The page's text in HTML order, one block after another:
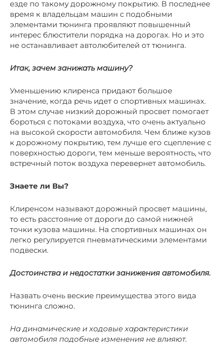
езде по такому дорожному покрытию. В последнее
время к владельцам машин с подобными
элементами тюнинга проявляют повышенный
интерес блюстители порядка на дорогах. Но и это
не останавливает автолюбителей от тюнинга.
Итак, зачем занижать машину?
Уменьшению клиренса придают большое
значение, когда речь идет о спортивных машинах.
В этом случае низкий дорожный просвет помогает
бороться с потоками воздуха, что очень актуально
на высокой скорости автомобиля. Чем ближе кузов
к дорожному покрытию, тем лучше его сцепление с
поверхностью дороги, тем меньше вероятность, что
встречный поток воздуха перевернет автомобиль.
Знаете ли Вы?
Клиренсом называют дорожный просвет машины,
то есть расстояние от дороги до самой нижней
точки кузова машины. На спортивных машинах он
легко регулируется пневматическими элементами
подвески.
Достоинства и недостатки занижения автомобиля.
Назвать очень веские преимущества этого вида
тюнинга сложно.
На динамические и ходовые характеристики
автомобиля подобные изменения не влияют.